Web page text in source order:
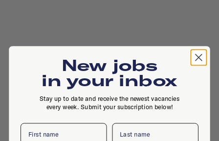
New jobs
in your inbox
Stay up to date and receive the newest vacancies
every week. Submit your subscription below!
First name Last name